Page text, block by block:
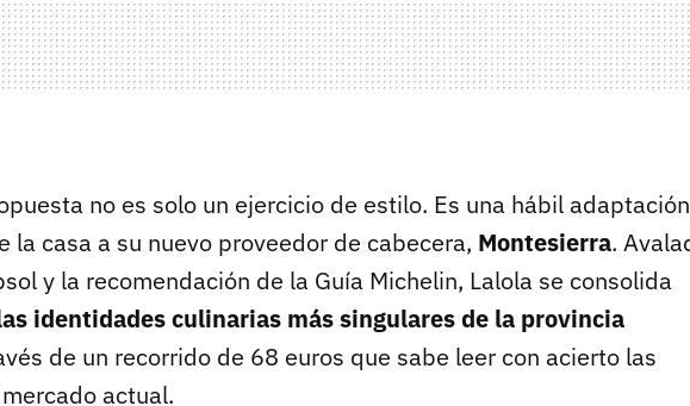
no es solo un ejercicio de estilo. Es una hábil
la casa a su nuevo proveedor de cabecera, Montesierra.
y la recomendación de la Guía Michelin, Lalola se consolida
identidades culinarias más singulares de la provincia
de un recorrido de 68 euros que sabe leer con acierto las
actual.